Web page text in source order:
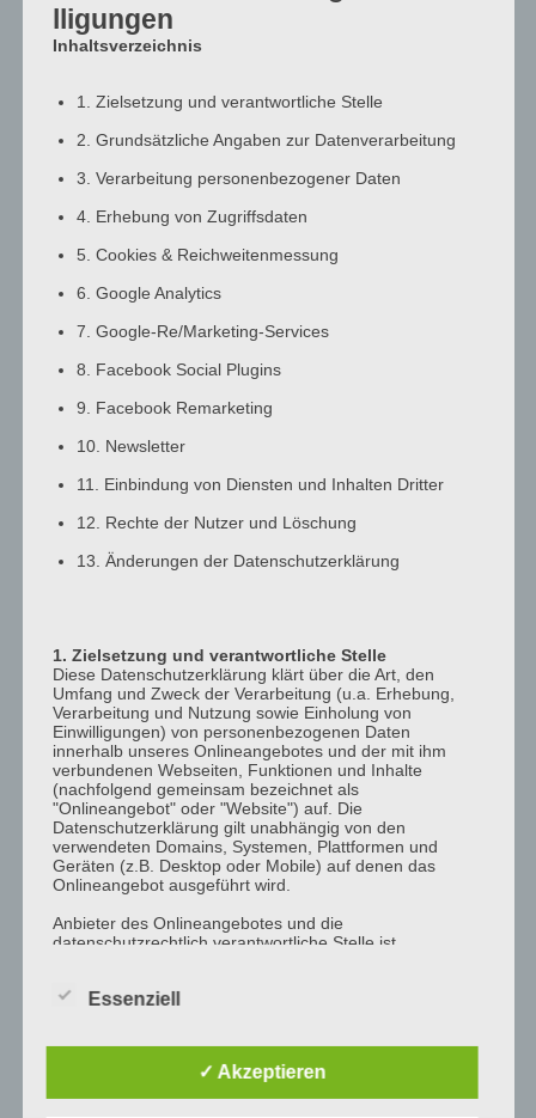
2:00
a.m.
5:00
a.m.
7:00
a.m.
8:00
a.m.
10:00
1:00
p.m.
2:00
p.m.
3:00
p.m.
4:00
p.m.
p.m.
p.m.
p.m.
lligungen
Inhaltsverzeichnis
1. Zielsetzung und verantwortliche Stelle
2. Grundsätzliche Angaben zur Datenverarbeitung
3. Verarbeitung personenbezogener Daten
4. Erhebung von Zugriffsdaten
5. Cookies & Reichweitenmessung
6. Google Analytics
7. Google-Re/Marketing-Services
8. Facebook Social Plugins
9. Facebook Remarketing
10. Newsletter
11. Einbindung von Diensten und Inhalten Dritter
12. Rechte der Nutzer und Löschung
13. Änderungen der Datenschutzerklärung
1. Zielsetzung und verantwortliche Stelle
Diese Datenschutzerklärung klärt über die Art, den
Umfang und Zweck der Verarbeitung (u.a. Erhebung,
Verarbeitung und Nutzung sowie Einholung von
Einwilligungen) von personenbezogenen Daten
innerhalb unseres Onlineangebotes und der mit ihm
verbundenen Webseiten, Funktionen und Inhalte
(nachfolgend gemeinsam bezeichnet als
"Onlineangebot" oder "Website") auf. Die
Datenschutzerklärung gilt unabhängig von den
verwendeten Domains, Systemen, Plattformen und
Geräten (z.B. Desktop oder Mobile) auf denen das
Onlineangebot ausgeführt wird.
Anbieter des Onlineangebotes und die
datenschutzrechtlich verantwortliche Stelle ist
bezeichnet als "AnbieterIn", "wir" oder "uns"). Für die
Der Begriff "Nutzer" umfasst alle Kunden und Besucher
unseres Onlineangebotes. Die verwendeten
Essenziell
✓ Akzeptieren